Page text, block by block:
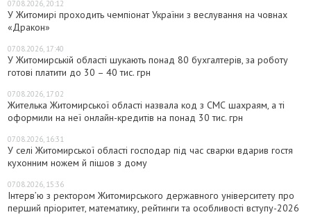
07.08.2026, 20:12
У Житомирі проходить чемпіонат України з веслування на човнах
«Дракон»
07.08.2026, 17:40
У Житомирській області шукають понад 80 бухгалтерів, за роботу
готові платити до 30 – 40 тис. грн
07.08.2026, 17:02
Жителька Житомирської області назвала код з СМС шахраям, а ті
оформили на неї онлайн-кредитів на понад 30 тис. грн
07.08.2026, 16:31
У селі Житомирської області господар під час сварки вдарив гостя
кухонним ножем й пішов з дому
07.08.2026, 15:36
Інтерв’ю з ректором Житомирського державного університету про
перший пріоритет, математику, рейтинги та особливості вступу-2026